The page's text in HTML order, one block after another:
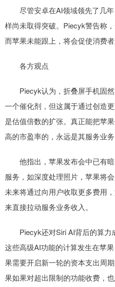
尽管安卓在AI领域领先了几年
样尚未取得突破。Piecyk警告称
而苹果未能跟上，将会促使消费者
各方观点
Piecyk认为，折叠屏手机固然
一个催化剂，但这属于通过创造
是估值倍数的扩张。真正能把苹
高的市盈率的，永远是其服务业务
他指出，苹果发布会中已有暗
服务，如深度处理照片，苹果将
未来将通过向用户收取更多费用
来直接拉动服务业务收入。
Piecyk还对Siri AI背后的算力
这些高级AI功能的计算发生在苹
果需要开启新一轮的资本支出周
果如果对超出限制的功能收费，